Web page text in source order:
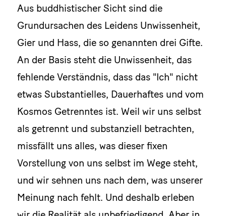
Aus buddhistischer Sicht sind die
Grundursachen des Leidens Unwissenheit,
Gier und Hass, die so genannten drei Gifte.
An der Basis steht die Unwissenheit, das
fehlende Verständnis, dass das "Ich" nicht
etwas Substantielles, Dauerhaftes und vom
Kosmos Getrenntes ist. Weil wir uns selbst
als getrennt und substanziell betrachten,
missfällt uns alles, was dieser fixen
Vorstellung von uns selbst im Wege steht,
und wir sehnen uns nach dem, was unserer
Meinung nach fehlt. Und deshalb erleben